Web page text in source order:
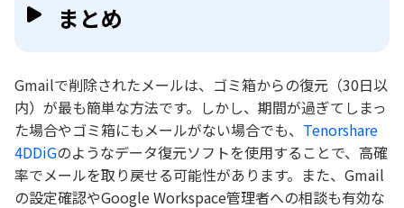
まとめ
Gmailで削除されたメールは、ゴミ箱からの復元（30日以
内）が最も簡単な方法です。しかし、期間が過ぎてしまっ
た場合やゴミ箱にもメールがない場合でも、 Tenorshare
4DDiGのようなデータ復元ソフトを使用することで、高確
率でメールを取り戻せる可能性があります。また、Gmail
の設定確認やGoogle Workspace管理者への相談も有効な